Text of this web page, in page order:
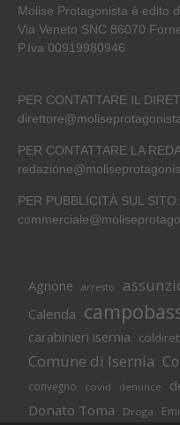
Molise Protagonista è edito
Via Veneto SNC 86070
P.Iva 00919980946
PER CONTATTARE IL
PER CONTATTARE LA
PER PUBBLICITÀ SUL SITO:
Agnone arresto
Calenda
carabinieri isernia
Comune di Isernia
convegno covid denunce
Donato Toma Droga